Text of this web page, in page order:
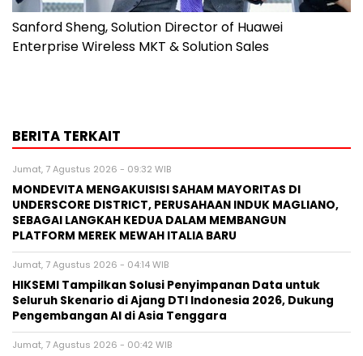
Sanford Sheng, Solution Director of Huawei
Enterprise Wireless MKT & Solution Sales
BERITA TERKAIT
Jumat, 7 Agustus 2026 - 09:32 WIB
MONDEVITA MENGAKUISISI SAHAM MAYORITAS DI
UNDERSCORE DISTRICT, PERUSAHAAN INDUK MAGLIANO,
SEBAGAI LANGKAH KEDUA DALAM MEMBANGUN
PLATFORM MEREK MEWAH ITALIA BARU
Jumat, 7 Agustus 2026 - 04:14 WIB
HIKSEMI Tampilkan Solusi Penyimpanan Data untuk
Seluruh Skenario di Ajang DTI Indonesia 2026, Dukung
Pengembangan AI di Asia Tenggara
Jumat, 7 Agustus 2026 - 00:42 WIB